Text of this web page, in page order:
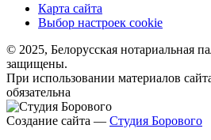
Карта сайта
Выбор настроек cookie
© 2025, Белорусская нотариальная
защищены.
При использовании материалов
обязательна
Создание сайта — Студия Борового